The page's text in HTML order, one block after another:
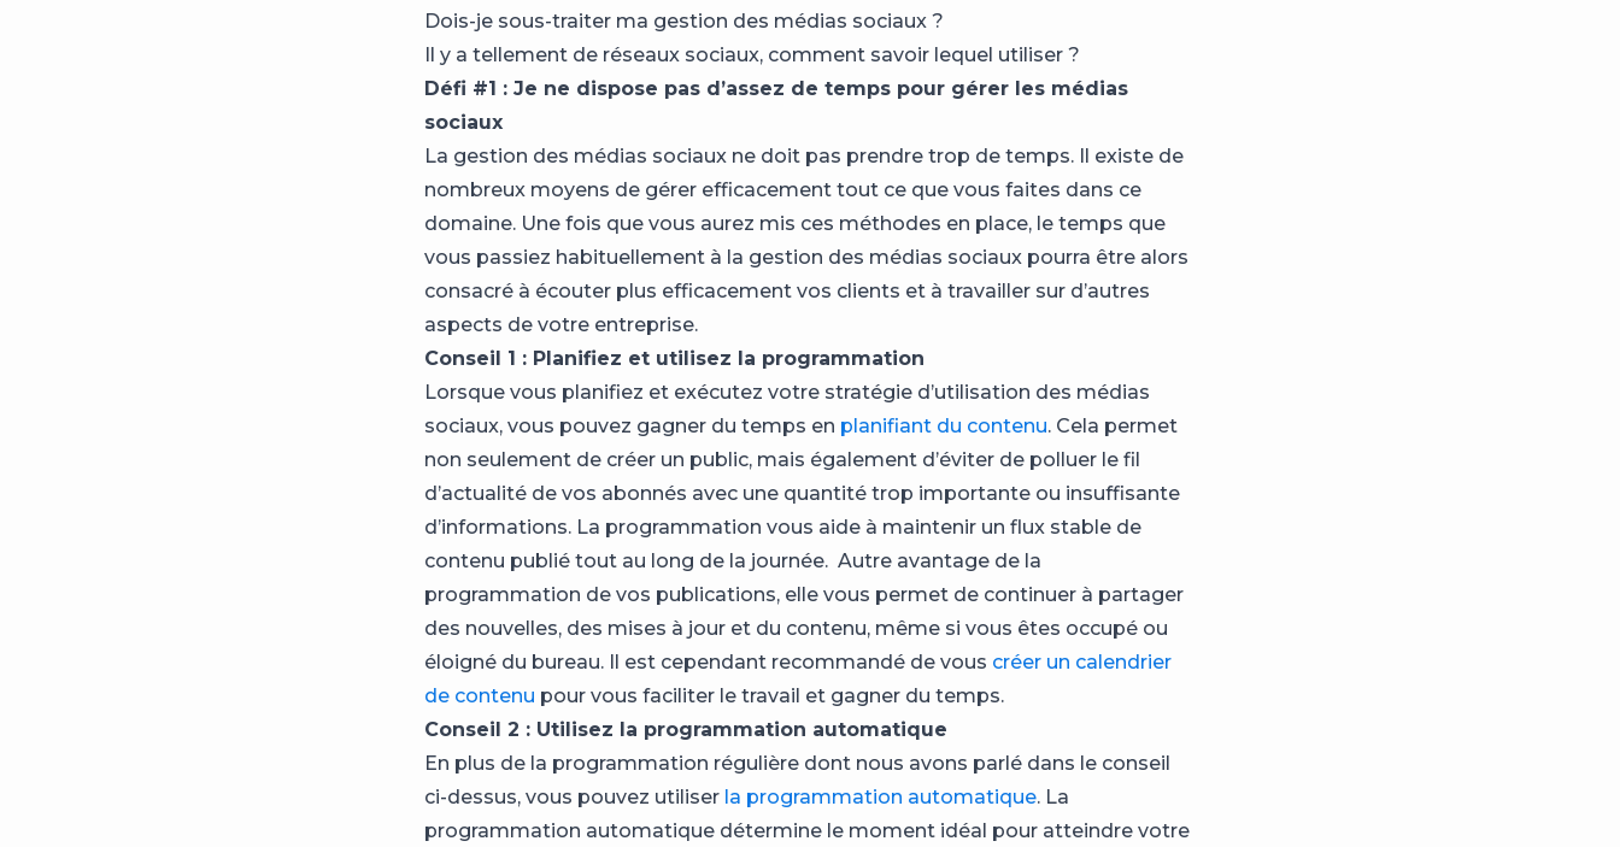
Dois-je sous-traiter ma gestion des médias sociaux ?
Il y a tellement de réseaux sociaux, comment savoir lequel utiliser ?
Défi #1 : Je ne dispose pas d’assez de temps pour gérer les médias
sociaux
La gestion des médias sociaux ne doit pas prendre trop de temps. Il existe de
nombreux moyens de gérer efficacement tout ce que vous faites dans ce
domaine. Une fois que vous aurez mis ces méthodes en place, le temps que
vous passiez habituellement à la gestion des médias sociaux pourra être alors
consacré à écouter plus efficacement vos clients et à travailler sur d’autres
aspects de votre entreprise.
Conseil 1 : Planifiez et utilisez la programmation
Lorsque vous planifiez et exécutez votre stratégie d’utilisation des médias
sociaux, vous pouvez gagner du temps en planifiant du contenu. Cela permet
non seulement de créer un public, mais également d’éviter de polluer le fil
d’actualité de vos abonnés avec une quantité trop importante ou insuffisante
d’informations. La programmation vous aide à maintenir un flux stable de
contenu publié tout au long de la journée. Autre avantage de la
programmation de vos publications, elle vous permet de continuer à partager
des nouvelles, des mises à jour et du contenu, même si vous êtes occupé ou
éloigné du bureau. Il est cependant recommandé de vous créer un calendrier
de contenu pour vous faciliter le travail et gagner du temps.
Conseil 2 : Utilisez la programmation automatique
En plus de la programmation régulière dont nous avons parlé dans le conseil
ci-dessus, vous pouvez utiliser la programmation automatique. La
programmation automatique détermine le moment idéal pour atteindre votre